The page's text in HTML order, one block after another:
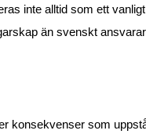
inte alltid som ett
än svenskt
konsekvenser som